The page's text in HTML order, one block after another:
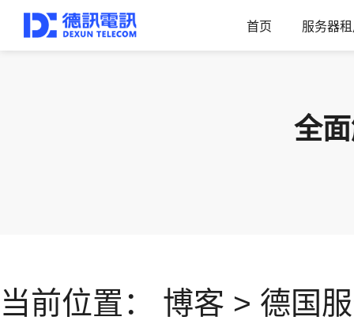
首页 服务器
全
当前位置： 博客 > 德国